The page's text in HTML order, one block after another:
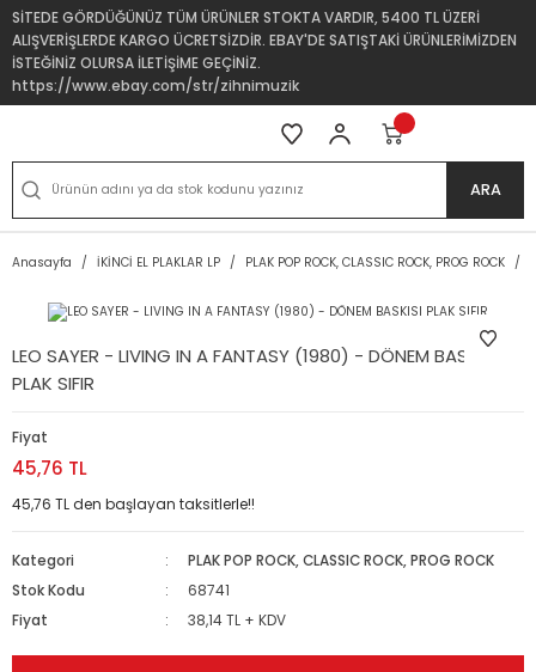
SİTEDE GÖRDÜĞÜNÜZ TÜM ÜRÜNLER STOKTA VARDIR, 5400 TL ÜZERİ
ALIŞVERİŞLERDE KARGO ÜCRETSİZDİR. EBAY'DE SATIŞTAKİ ÜRÜNLERİMİZDEN
İSTEĞİNİZ OLURSA İLETİŞİME GEÇİNİZ.
https://www.ebay.com/str/zihnimuzik
ARA
Anasayfa İKİNCİ EL PLAKLAR LP PLAK POP ROCK, CLASSIC ROCK, PROG ROCK
LEO SAYER - LIVING IN A FANTASY (1980) - DÖNEM BASKISI
PLAK SIFIR
Fiyat
45,76 TL
45,76 TL den başlayan taksitlerle!!
Kategori
PLAK POP ROCK, CLASSIC ROCK, PROG ROCK
Stok Kodu
68741
Fiyat
38,14 TL + KDV